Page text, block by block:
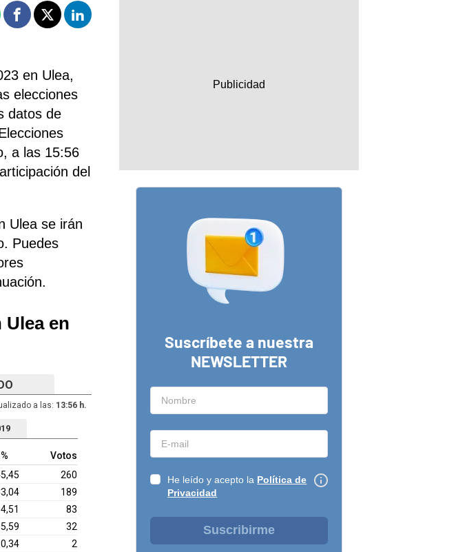
Facebook
X Linkedin
en Ulea,
elecciones
datos de
a las 15:56
del
Ulea se irán
Puedes
en
a las: 13:56 h.
%
Votos
260
189
83
5,59
32
0,34
2
Suscríbete a nuestra
NEWSLETTER
He leído y acepto la Política de
Privacidad
Suscribirme